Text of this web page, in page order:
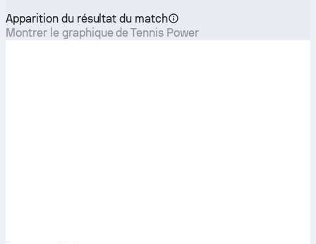
Apparition du résultat du match
Montrer le graphique de Tennis Power